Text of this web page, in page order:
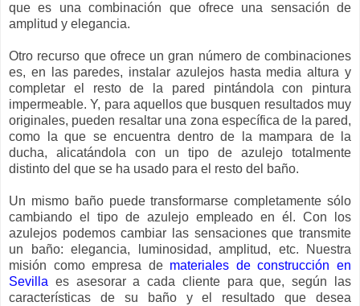
que es una combinación que ofrece una sensación de
amplitud y elegancia.
Otro recurso que ofrece un gran número de combinaciones
es, en las paredes, instalar azulejos hasta media altura y
completar el resto de la pared pintándola con pintura
impermeable. Y, para aquellos que busquen resultados muy
originales, pueden resaltar una zona específica de la pared,
como la que se encuentra dentro de la mampara de la
ducha, alicatándola con un tipo de azulejo totalmente
distinto del que se ha usado para el resto del baño.
Un mismo baño puede transformarse completamente sólo
cambiando el tipo de azulejo empleado en él. Con los
azulejos podemos cambiar las sensaciones que transmite
un baño: elegancia, luminosidad, amplitud, etc. Nuestra
misión como empresa de materiales de construcción en
Sevilla es asesorar a cada cliente para que, según las
características de su baño y el resultado que desea